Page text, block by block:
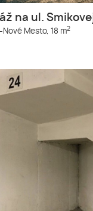
na ul.
Mesto, 18 m2